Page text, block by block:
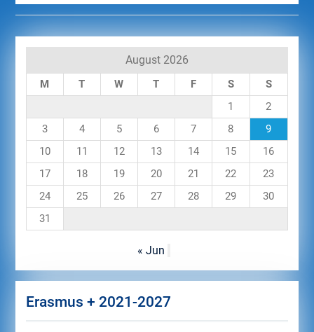
August 2026
M T W T F S
S
1
2
3
4 5 6 7 8
9
10
11 12 13 14 15
16
17
18 19 20 21 22
23
24
25 26 27 28 29
30
31
« Jun
Erasmus + 2021-2027